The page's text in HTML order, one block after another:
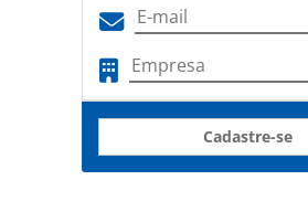
Cadastre-se